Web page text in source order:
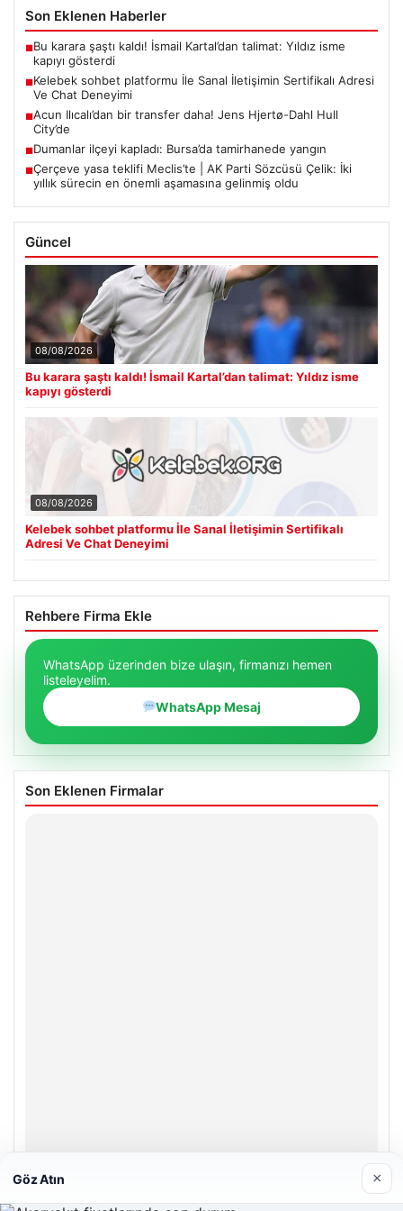
Son Eklenen Haberler
■Bu karara şaştı kaldı! İsmail Kartal’dan talimat: Yıldız isme
kapıyı gösterdi
■Kelebek sohbet platformu İle Sanal İletişimin Sertifikalı Adresi
Ve Chat Deneyimi
■Acun Ilıcalı’dan bir transfer daha! Jens Hjertø-Dahl Hull
City’de
■Dumanlar ilçeyi kapladı: Bursa’da tamirhanede yangın
■Çerçeve yasa teklifi Meclis’te | AK Parti Sözcüsü Çelik: İki
yıllık sürecin en önemli aşamasına gelinmiş oldu
Güncel
08/08/2026
Bu karara şaştı kaldı! İsmail Kartal’dan talimat: Yıldız isme
kapıyı gösterdi
08/08/2026
Kelebek sohbet platformu İle Sanal İletişimin Sertifikalı
Adresi Ve Chat Deneyimi
Rehbere Firma Ekle
WhatsApp üzerinden bize ulaşın, firmanızı hemen
listeleyelim.
WhatsApp Mesaj
Son Eklenen Firmalar
Enes Kaplan Avukatlık Bürosu
28/04/2026
Göz Atın ×